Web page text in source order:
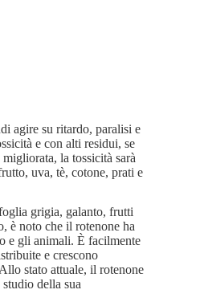
agire su ritardo, paralisi e
e con alti residui, se
la tossicità sarà
uva, tè, cotone, prati e
grigia, galanto, frutti
è noto che il rotenone ha
e gli animali. È facilmente
e crescono
stato attuale, il rotenone
della sua